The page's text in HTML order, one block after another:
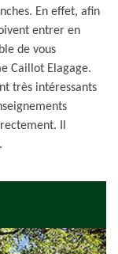
En effet, afin
entrer en
de vous
Caillot Elagage.
très intéressants
Il